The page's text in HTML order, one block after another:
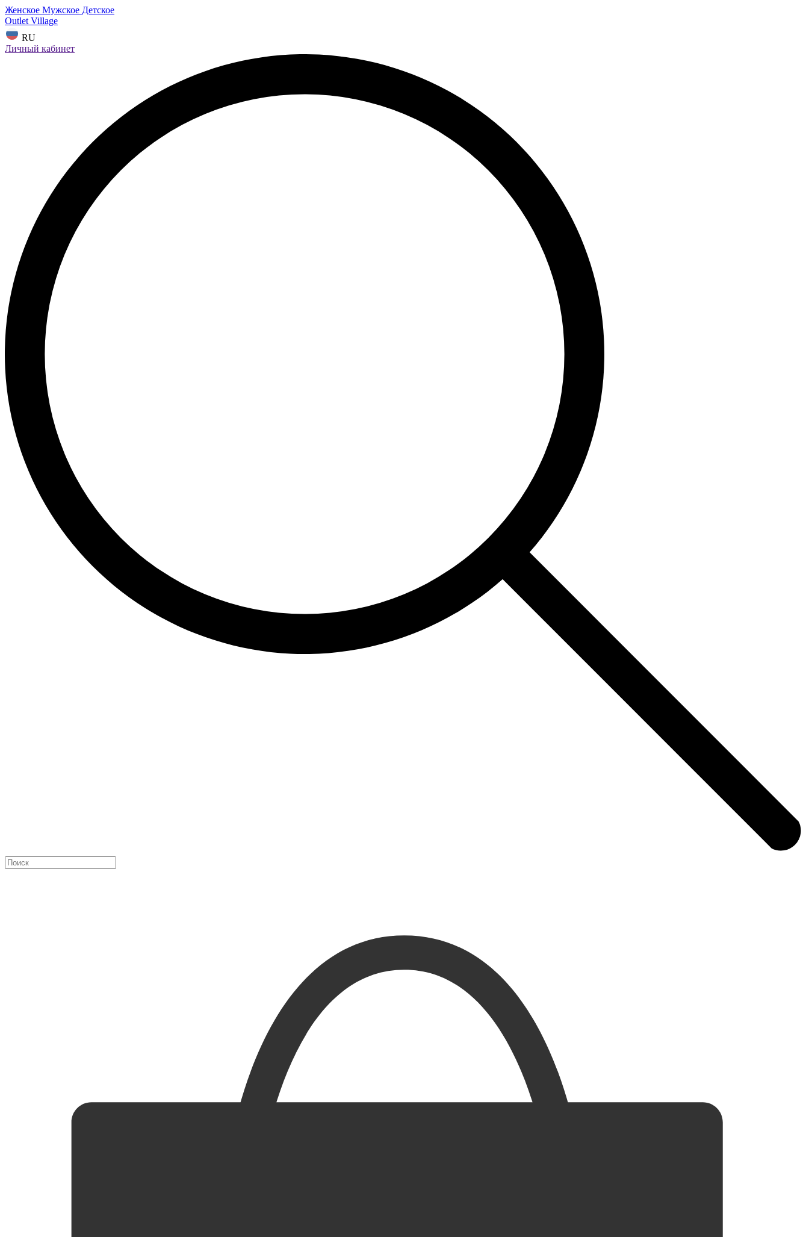
Женское Мужское Детское
Outlet Village
RU
Личный кабинет